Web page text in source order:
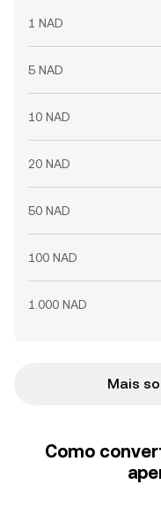
1 NAD
5 NAD
10 NAD
20 NAD
50 NAD
100 NAD
1.000 NAD
Mais
Como